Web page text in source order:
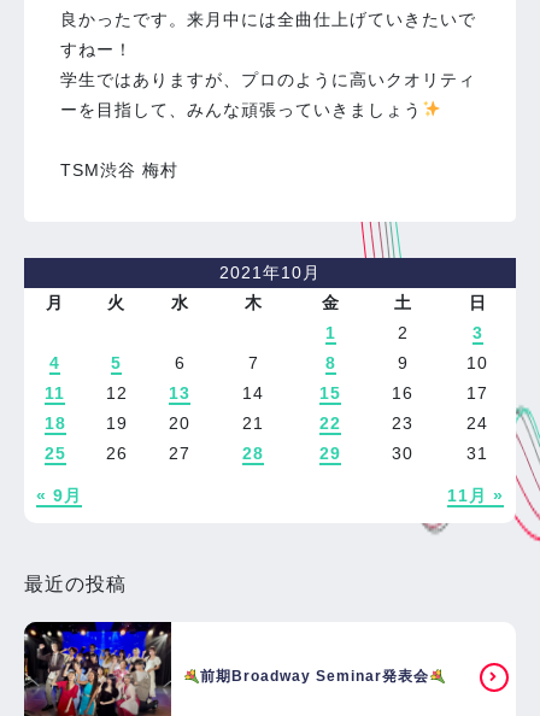
良かったです。来月中には全曲仕上げていきたいで
すねー！
学生ではありますが、プロのように高いクオリティ
ーを目指して、みんな頑張っていきましょう
TSM渋谷 梅村
2021年10月
月
火 水 木 金 土 日
« 9月 11月 »
1 2
3
4
5 6 7 8 9
10
11
12 13 14 15 16
17
18
19 20 21 22 23
24
25
26 27 28 29 30 31
最近の投稿
前期Broadway Seminar発表会